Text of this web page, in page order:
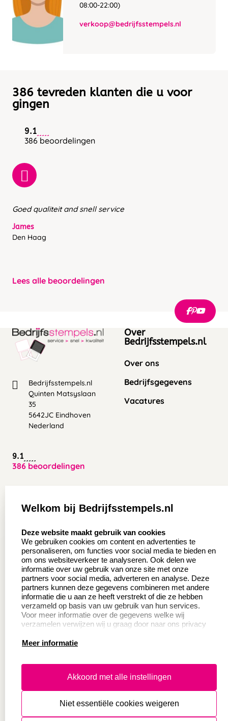
08:00-22:00)
verkoop@bedrijfsstempels.nl
386 tevreden klanten die u voor
gingen
9.1
386 beoordelingen
Goed qualiteit and snell service
James
Den Haag
Lees alle beoordelingen
Bedrijfsstempels.nl
Quinten Matsyslaan
35
5642JC Eindhoven
Nederland
9.1
386 beoordelingen
Over
Bedrijfsstempels.nl
Over ons
Bedrijfsgegevens
Vacatures
Aanvraag op maat
Wederverkoper
worden
Sale
Betaling & Verzending
Contact opnemen
Veel gestelde vragen
Retourneren
Herroepingsrecht
Productinformatie:
Instructie voor
Aanleverspecificaties
Safety Sheets
Welkom bij Bedrijfsstempels.nl
Deze website maakt gebruik van cookies
We gebruiken cookies om content en advertenties te
personaliseren, om functies voor social media te bieden en
om ons websiteverkeer te analyseren. Ook delen we
informatie over uw gebruik van onze site met onze
partners voor social media, adverteren en analyse. Deze
partners kunnen deze gegevens combineren met andere
informatie die u aan ze heeft verstrekt of die ze hebben
verzameld op basis van uw gebruik van hun services.
Voor meer informatie over de gegevens welke wij
verzamelen verwijzen wij u graag door naar ons privacy
Meer informatie
Akkoord met alle instellingen
Niet essentiële cookies weigeren